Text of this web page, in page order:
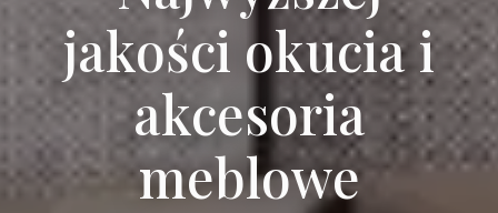
jakości okucia i
akcesoria
meblowe